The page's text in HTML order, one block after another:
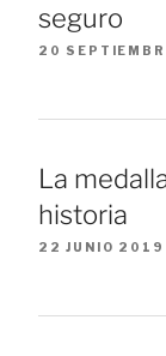
seguro
20
La
historia
22 JUNIO 2019